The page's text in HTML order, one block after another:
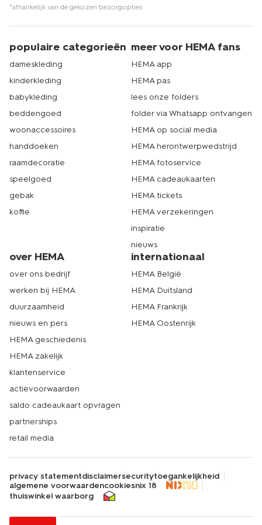
kun je bij HEMA terecht. Zo bestel je eenvoudig een
nieuwespiegel, de mooistegordijnen op maat, of een
natuurlijk. Echt HEMA.
*afhankelijk van de gekozen bezorgopties
populaire categorieën
dameskleding
kinderkleding
babykleding
beddengoed
woonaccessoires
handdoeken
raamdecoratie
speelgoed
gebak
koffie
meer voor HEMA fans
HEMA app
HEMA pas
lees onze folders
folder via Whatsapp ontvangen
HEMA op social media
HEMA herontwerpwedstrijd
HEMA fotoservice
HEMA cadeaukaarten
HEMA tickets
HEMA verzekeringen
inspiratie
nieuws
over HEMA
over ons bedrijf
werken bij HEMA
duurzaamheid
nieuws en pers
HEMA geschiedenis
HEMA zakelijk
klantenservice
actievoorwaarden
saldo cadeaukaart opvragen
partnerships
retail media
internationaal
HEMA België
HEMA Duitsland
HEMA Frankrijk
HEMA Oostenrijk
privacy statementdisclaimersecuritytoegankelijkheid
algemene voorwaardencookiesnix 18
thuiswinkel waarborg